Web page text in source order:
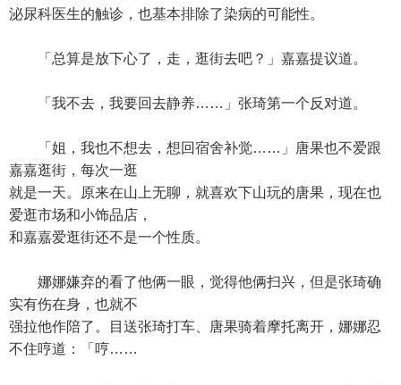
泌尿科医生的触诊，也基本排除了染病的可能性。
「总算是放下心了，走，逛街去吧？」嘉嘉提议道。
「我不去，我要回去静养……」张琦第一个反对道。
「姐，我也不想去，想回宿舍补觉……」唐果也不爱跟
嘉嘉逛街，每次一逛
就是一天。原来在山上无聊，就喜欢下山玩的唐果，现在也
爱逛市场和小饰品店，
和嘉嘉爱逛街还不是一个性质。
娜娜嫌弃的看了他俩一眼，觉得他俩扫兴，但是张琦确
实有伤在身，也就不
强拉他作陪了。目送张琦打车、唐果骑着摩托离开，娜娜忍
不住哼道：「哼……